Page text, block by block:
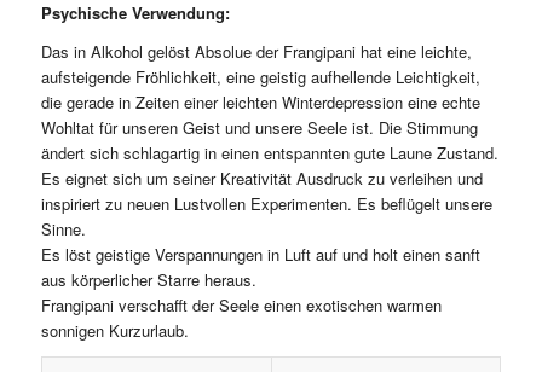
Psychische Verwendung:
Das in Alkohol gelöst Absolue der Frangipani hat eine leichte,
aufsteigende Fröhlichkeit, eine geistig aufhellende Leichtigkeit,
die gerade in Zeiten einer leichten Winterdepression eine echte
Wohltat für unseren Geist und unsere Seele ist. Die Stimmung
ändert sich schlagartig in einen entspannten gute Laune Zustand.
Es eignet sich um seiner Kreativität Ausdruck zu verleihen und
inspiriert zu neuen Lustvollen Experimenten. Es beflügelt unsere
Sinne.
Es löst geistige Verspannungen in Luft auf und holt einen sanft
aus körperlicher Starre heraus.
Frangipani verschafft der Seele einen exotischen warmen
sonnigen Kurzurlaub.